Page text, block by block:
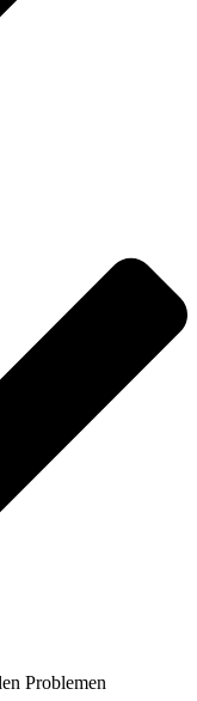
Problemen